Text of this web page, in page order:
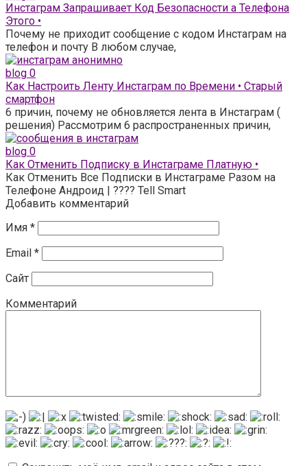
Инстаграм Запрашивает Код Безопасности а Телефона
Этого •
Почему не приходит сообщение с кодом Инстаграм на
телефон и почту В любом случае,
blog 0
Как Настроить Ленту Инстаграм по Времени • Старый
смартфон
6 причин, почему не обновляется лента в Инстаграм (
решения) Рассмотрим 6 распространенных причин,
blog 0
Как Отменить Подписку в Инстаграме Платную •
Как Отменить Все Подписки в Инстаграме Разом на
Телефоне Андроид | ???? Tell Smart
Добавить комментарий
Имя *
Email *
Сайт
Комментарий